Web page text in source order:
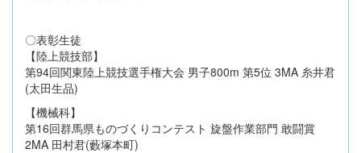
〇表彰生徒
【陸上競技部】
第94回関東陸上競技選手権大会 男子800m 第5位 3MA 糸井君
(太田生品)
【機械科】
第16回群馬県ものづくりコンテスト 旋盤作業部門 敢闘賞
2MA 田村君(藪塚本町)